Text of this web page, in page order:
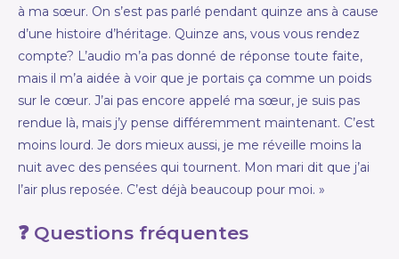
à ma sœur. On s’est pas parlé pendant quinze ans à cause
d’une histoire d’héritage. Quinze ans, vous vous rendez
compte? L’audio m’a pas donné de réponse toute faite,
mais il m’a aidée à voir que je portais ça comme un poids
sur le cœur. J’ai pas encore appelé ma sœur, je suis pas
rendue là, mais j’y pense différemment maintenant. C’est
moins lourd. Je dors mieux aussi, je me réveille moins la
nuit avec des pensées qui tournent. Mon mari dit que j’ai
l’air plus reposée. C’est déjà beaucoup pour moi. »
❓ Questions fréquentes